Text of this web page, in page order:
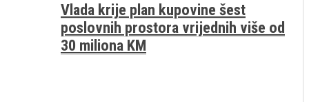
Vlada krije plan kupovine šest
poslovnih prostora vrijednih više od
30 miliona KM